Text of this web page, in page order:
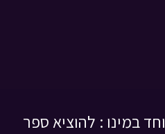
במינו : להוציא ספר